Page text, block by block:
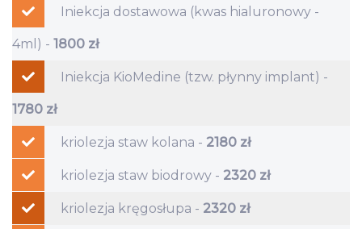
Ortopedia obejmuje diagnostykę oraz leczenie
i więzadeł. Oferujemy konsultacje
obrazową USG, leczenie zachowawcze,
stosujemy metody leczenia bólu, wykonujemy
iniekcje dostawowe, punkcje czy ostrzykiwania.
Iniekcja dostawowa (kwas hialuronowy -
4ml) - 1800 zł
Iniekcja KioMedine (tzw. płynny implant) -
1780 zł
KioMedine One jest unikalnym płynnym
leczenia choroby zwyrodnieniowej stawu
kolanowego za pomocą pojedynczej iniekcji
dostawowej, KioMedine One oparty jest na
kriolezja staw kolana - 2180 zł
kriolezja staw biodrowy - 2320 zł
kriolezja kręgosłupa - 2320 zł